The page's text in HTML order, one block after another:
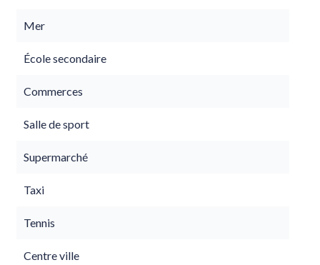
Mer
École secondaire
Commerces
Salle de sport
Supermarché
Taxi
Tennis
Centre ville